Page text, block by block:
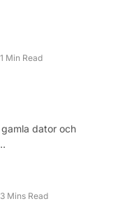
1 Min Read
dator och
3 Mins Read